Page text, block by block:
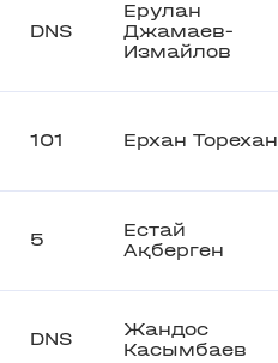
DNS
Ерулан
Джамаев-
Измайлов
101 Ерхан Торехан
5
Естай
Ақберген
DNS
Жандос
Касымбаев